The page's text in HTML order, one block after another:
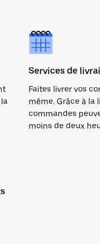
Services de
Faites livrer vos
même. Grâce à la
commandes
moins de deux